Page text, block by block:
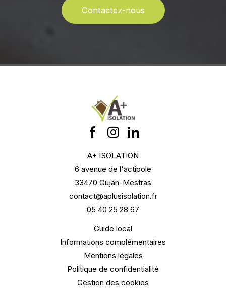
Contactez-nous
A+ ISOLATION
6 avenue de l'actipole
33470 Gujan-Mestras
contact@aplusisolation.fr
05 40 25 28 67
Guide local
Informations complémentaires
Mentions légales
Politique de confidentialité
Gestion des cookies